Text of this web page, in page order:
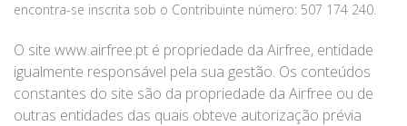
encontra-se inscrita sob o Contribuinte número: 507 174 240.
O site www.airfree.pt é propriedade da Airfree, entidade
igualmente responsável pela sua gestão. Os conteúdos
constantes do site são da propriedade da Airfree ou de
outras entidades das quais obteve autorização prévia